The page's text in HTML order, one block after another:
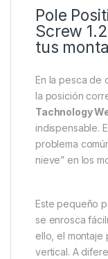
Pole
Screw
tus
En la pesca de
la posición
Tachnology
indispensable.
problema
nieve” en los
Este pequeño
se enrosca
ello, el montaje
vertical. A